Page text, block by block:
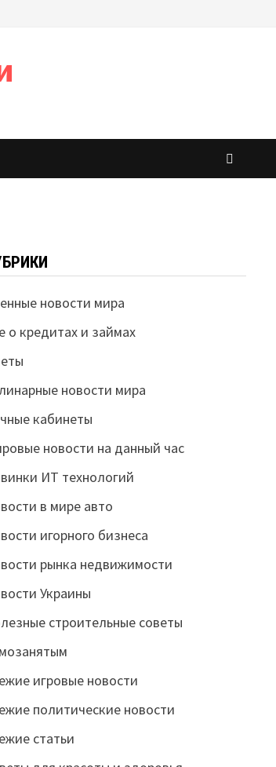
новости мира
о кредитах и займах
новости мира
кабинеты
новости на данный час
ИТ технологий
в мире авто
игорного бизнеса
рынка недвижимости
Украины
строительные советы
игровые новости
политические новости
статьи